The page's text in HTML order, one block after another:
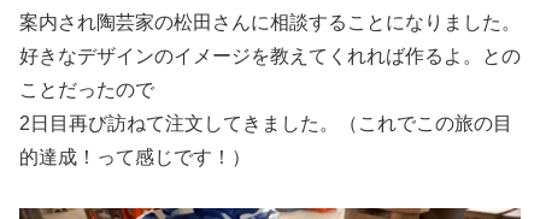
案内され陶芸家の松田さんに相談することになりました。
好きなデザインのイメージを教えてくれれば作るよ。との
ことだったので
2日目再び訪ねて注文してきました。（これでこの旅の目
的達成！って感じです！）